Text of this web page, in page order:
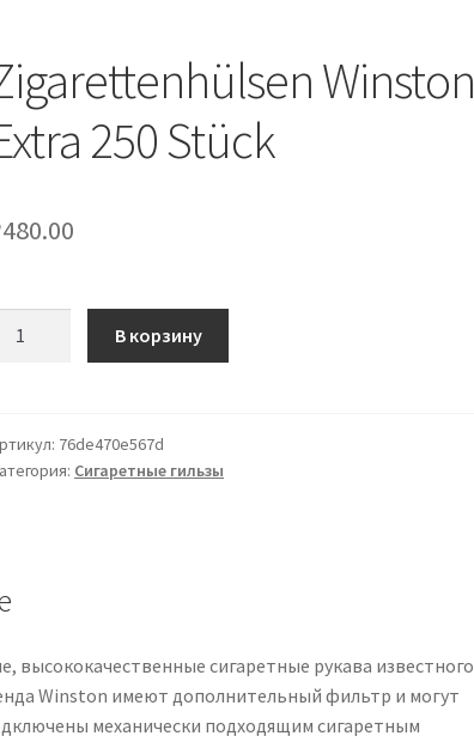
Winston
250 Stück
480.00
В корзину
76de470e567d
Сигаретные гильзы
высококачественные сигаретные рукава известного
Winston имеют дополнительный фильтр и могут
механически подходящим сигаретным